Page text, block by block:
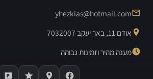
yhezkias@hotmail.com
אודם 11, באר יעקב 7032007
מענה מהיר וזמינות גבוהה